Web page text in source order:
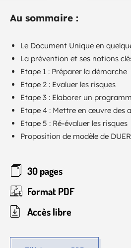
Au sommaire :
Le Document Unique en
La prévention et ses notions
Etape 1 : Préparer la démarche
Etape 2 : Evaluer les risques
Etape 3 : Elaborer un
Etape 4 : Mettre en œuvre des
Etape 5 : Ré-évaluer les risques
Proposition de modèle de
30 pages
Format PDF
Accès libre